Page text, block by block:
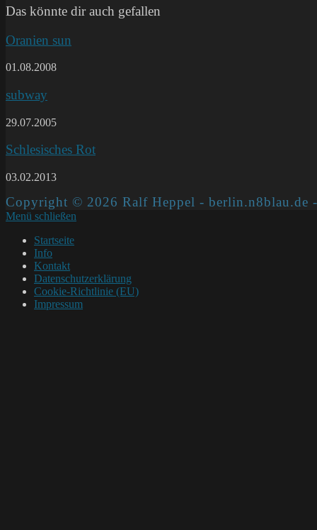
Das könnte dir auch gefallen
Oranien sun
01.08.2008
subway
29.07.2005
Schlesisches Rot
03.02.2013
Copyright © 2026 Ralf Heppel - berlin.n8blau.de
Menü schließen
Startseite
Info
Kontakt
Datenschutzerklärung
Cookie-Richtlinie (EU)
Impressum